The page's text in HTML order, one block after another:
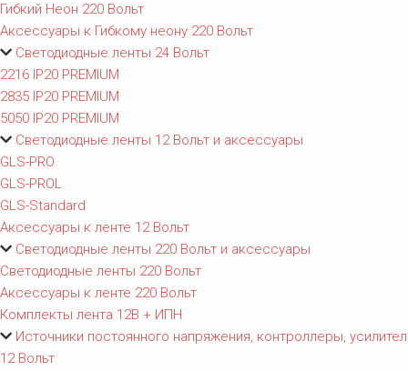
Гибкий Неон 220 Вольт
Аксессуары к Гибкому неону 220 Вольт
Светодиодные ленты 24 Вольт
2216 IP20 PREMIUM
2835 IP20 PREMIUM
5050 IP20 PREMIUM
Светодиодные ленты 12 Вольт и аксессуары
GLS-PRO
GLS-PROL
GLS-Standard
Аксессуары к ленте 12 Вольт
Светодиодные ленты 220 Вольт и аксессуары
Светодиодные ленты 220 Вольт
Аксессуары к ленте 220 Вольт
Комплекты лента 12В + ИПН
Источники постоянного напряжения, контроллеры,
12 Вольт